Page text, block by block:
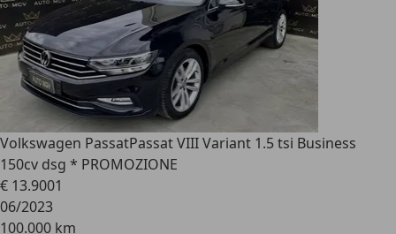
Volkswagen PassatPassat VIII Variant 1.5 tsi Business
150cv dsg * PROMOZIONE
€ 13.9001
06/2023
100.000 km